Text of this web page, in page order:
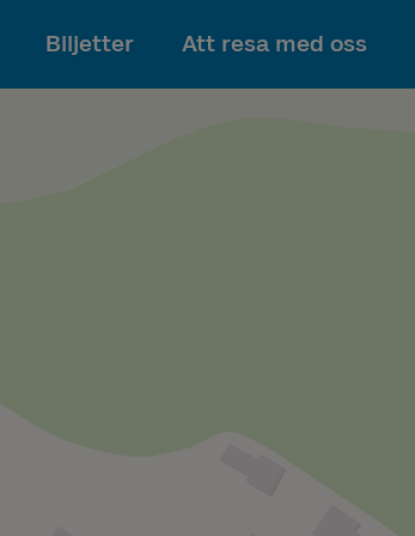
Till innehållet
Biljetter Att resa med oss